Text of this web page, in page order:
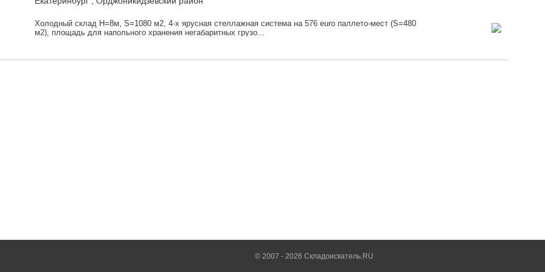
Холодный склад Н=8м, S=1080 м2, 4-х ярусная стеллажная система на 576 euro паллето-мест (S=480
м2), площадь для напольного хранения негабаритных грузо...
© 2007 - 2026 Складоискатель.RU